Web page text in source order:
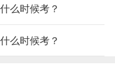
么时候考？
么时候考？